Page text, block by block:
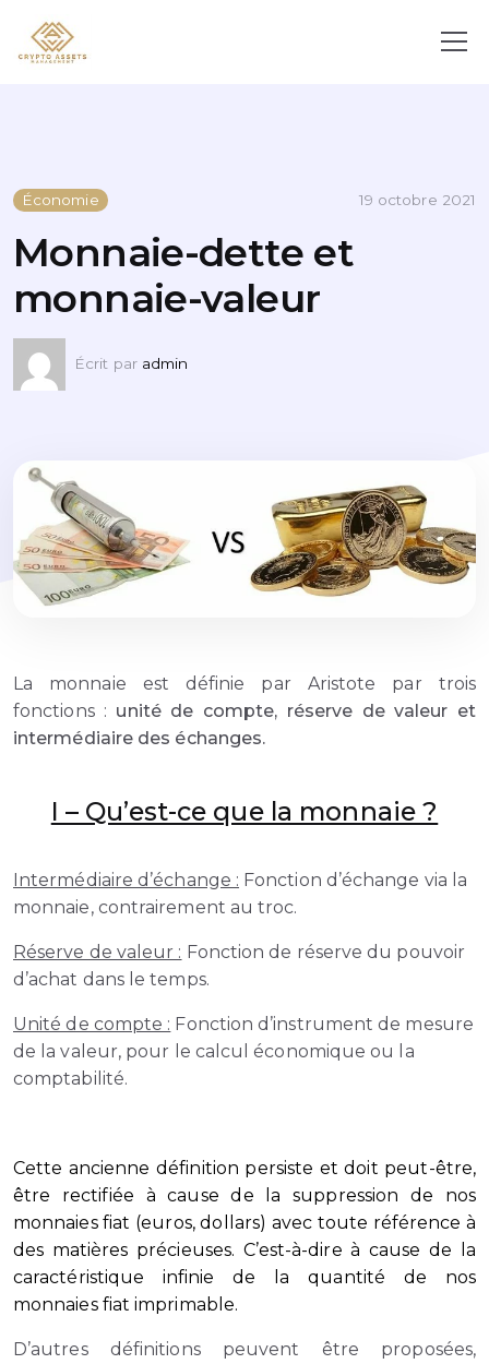
Économie 19 octobre 2021
Monnaie-dette et
monnaie-valeur
Écrit par admin
La monnaie est définie par Aristote par trois
fonctions : unité de compte, réserve de valeur et
intermédiaire des échanges.
I – Qu’est-ce que la monnaie ?
Intermédiaire d’échange : Fonction d’échange via la
monnaie, contrairement au troc.
Réserve de valeur : Fonction de réserve du pouvoir
d’achat dans le temps.
Unité de compte : Fonction d’instrument de mesure
de la valeur, pour le calcul économique ou la
comptabilité.
Cette ancienne définition persiste et doit peut-être,
être rectifiée à cause de la suppression de nos
monnaies fiat (euros, dollars) avec toute référence à
des matières précieuses. C’est-à-dire à cause de la
caractéristique infinie de la quantité de nos
monnaies fiat imprimable.
D’autres définitions peuvent être proposées,